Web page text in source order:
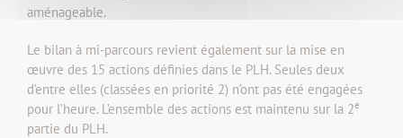
aménageable.
Le bilan à mi-parcours revient également sur la mise en
œuvre des 15 actions définies dans le PLH. Seules deux
d’entre elles (classées en priorité 2) n’ont pas été engagées
pour l’heure. L’ensemble des actions est maintenu sur la 2e
partie du PLH.